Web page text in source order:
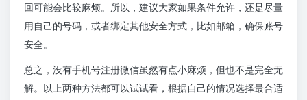
回可能会比较麻烦。所以，建议大家如果条件允许，还是尽量
用自己的号码，或者绑定其他安全方式，比如邮箱，确保账号
安全。
总之，没有手机号注册微信虽然有点小麻烦，但也不是完全无
解。以上两种方法都可以试试看，根据自己的情况选择最合适